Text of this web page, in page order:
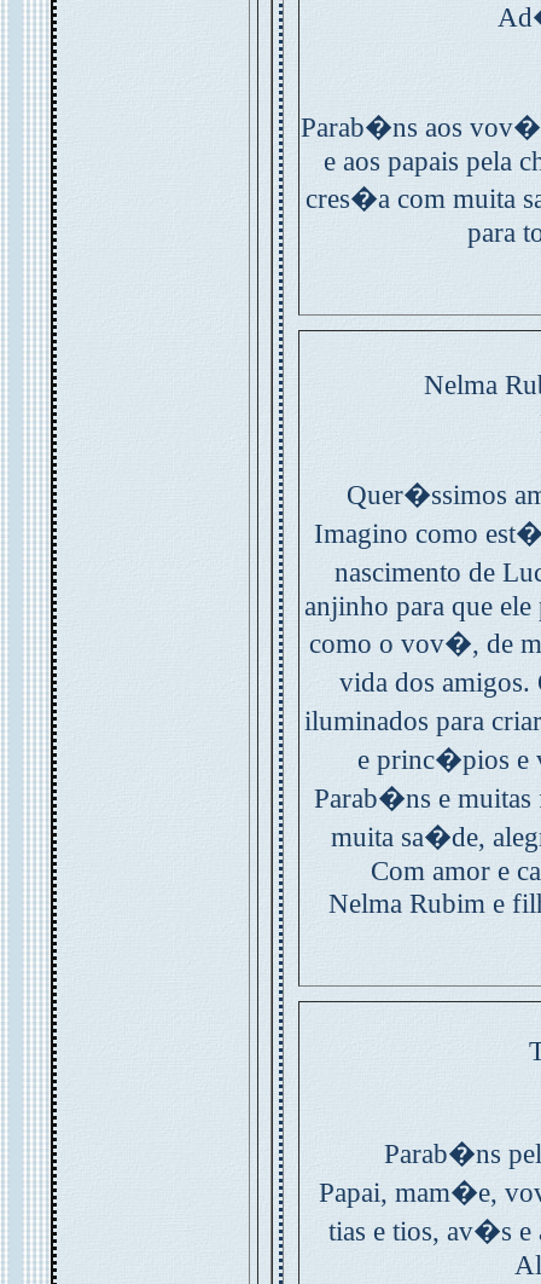
Parab�ns aos
e aos papais pela
cres�a com muita
para
Nelma
Quer�ssimos
Imagino como
nascimento de
anjinho para que ele
como o vov�, de
vida dos
iluminados para
e princ�pios e
Parab�ns e
muita sa�de,
Com amor e
Nelma Rubim e
Parab�ns
Papai, mam�e,
tias e tios, av�s